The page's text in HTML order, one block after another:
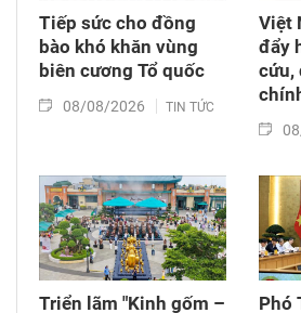
Tiếp sức cho đồng
bào khó khăn vùng
biên cương Tổ quốc
08/08/2026 TIN TỨC
Việt
đẩy
cứu,
Triển lãm "Kinh gốm – Phó